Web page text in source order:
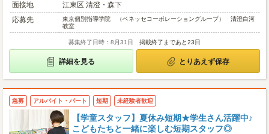
面接地
江東区 清澄・森下
応募先
東京個別指導学院 （ベネッセコーポレーショングループ） 清澄白河
教室
募集終了日時：8月31日 掲載終了まであと23日
詳細を見る とりあえず保存
急募 アルバイト・パート 短期 未経験者歓迎
【学童スタッフ】夏休み短期★学生さん活躍中♪
こどもたちと一緒に楽しむ短期スタッフ◎